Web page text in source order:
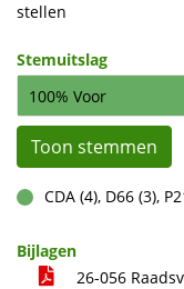
stellen
Stemuitslag
100% Voor
Toon stemmen
voor
CDA (4), D66 (3),
Bijlagen
26-056